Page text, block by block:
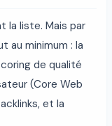
la liste. Mais par
au minimum : la
de qualité
(Core Web
et la